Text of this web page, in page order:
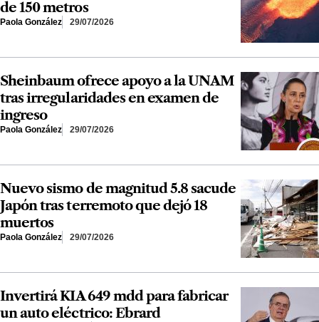
de 150 metros
Paola González 29/07/2026
Sheinbaum ofrece apoyo a la UNAM
tras irregularidades en examen de
ingreso
Paola González 29/07/2026
Nuevo sismo de magnitud 5.8 sacude
Japón tras terremoto que dejó 18
muertos
Paola González 29/07/2026
Invertirá KIA 649 mdd para fabricar
un auto eléctrico: Ebrard